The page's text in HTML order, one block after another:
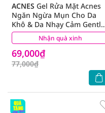
Nhận quà xinh
ACNES Gel Rửa Mặt Acnes
Ngăn Ngừa Mụn Cho Da
Khô & Da Nhạy Cảm Gentle
Wash 100g
69,000₫
77,000₫
(10)